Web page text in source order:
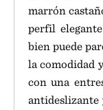
marrón
perfil
bien puede
la comodidad
con una
antideslizante